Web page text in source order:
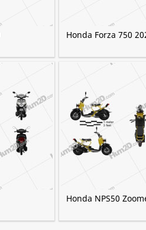
Honda Forza 750
Honda NPS50